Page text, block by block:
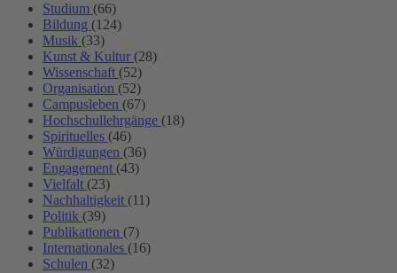
Studium (66)
Bildung (124)
Musik (33)
Kunst & Kultur (28)
Wissenschaft (52)
Organisation (52)
Campusleben (67)
Hochschullehrgänge (18)
Spirituelles (46)
Würdigungen (36)
Engagement (43)
Vielfalt (23)
Nachhaltigkeit (11)
Politik (39)
Publikationen (7)
Internationales (16)
Schulen (32)